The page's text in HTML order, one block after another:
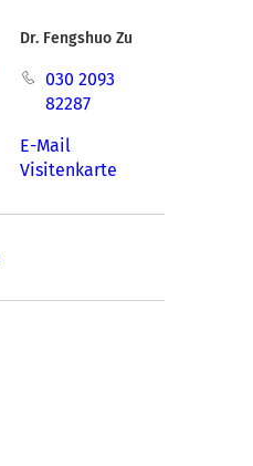
Dr. Fengshuo Zu
030 2093
82287
E-Mail
Visitenkarte